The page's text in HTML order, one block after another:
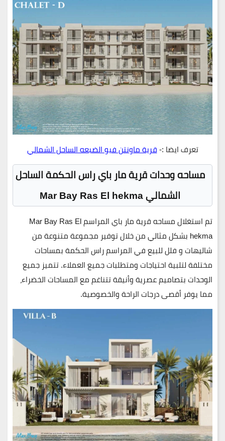
تعرف ايضا :-قرية ماونتن فيو الضبعه الساحل الشمالي
مساحه وحدات قرية مار باي راس الحكمة الساحل
الشمالي Mar Bay Ras El hekma
تم استغلال مساحه
قرية مار باي المراسم Mar Bay Ras El
hekma بشكل مثالي من خلال توفير مجموعة متنوعة من
شاليهات و فلل للبيع في المراسم راس الحكمة بمساحات
مختلفة لتلبية احتياجات ومتطلبات جميع العملاء. تتميز جميع
الوحدات بتصاميم عصرية وأنيقة تتناغم مع المساحات الخضراء،
مما يوفر أقصى درجات الراحة والخصوصية.